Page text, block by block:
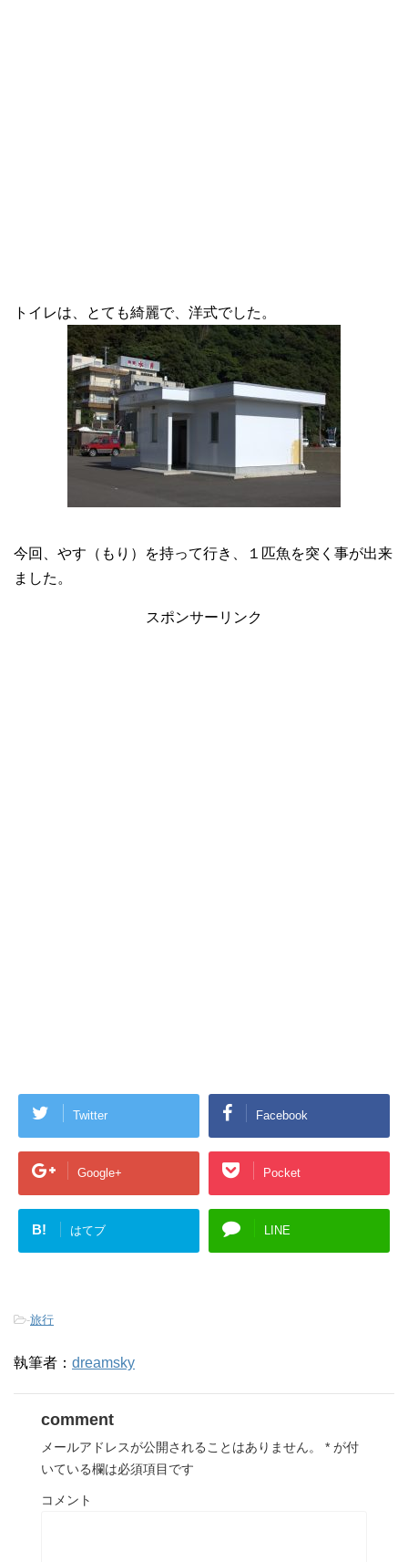
トイレは、とても綺麗で、洋式でした。
今回、やす（もり）を持って行き、１匹魚を突く事が出来
ました。
スポンサーリンク
Twitter Facebook
Google+ Pocket
B! はてブ LINE
-旅行
執筆者： dreamsky
comment
メールアドレスが公開されることはありません。 * が付
いている欄は必須項目です
コメント